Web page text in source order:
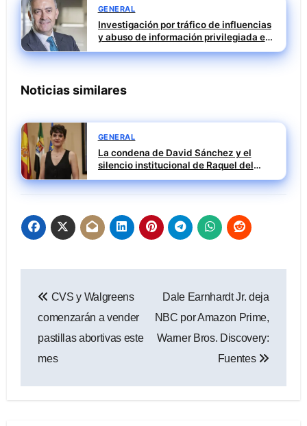
GENERAL
Investigación por tráfico de influencias
y abuso de información privilegiada en
Tubos Reunidos con Francisco Irazusta
Noticias similares
GENERAL
La condena de David Sánchez y el
silencio institucional de Raquel del
Puerto
de
entradas
CVS y Walgreens
comenzarán a vender
pastillas abortivas este
mes
Dale Earnhardt Jr. deja
NBC por Amazon Prime,
Warner Bros. Discovery:
Fuentes